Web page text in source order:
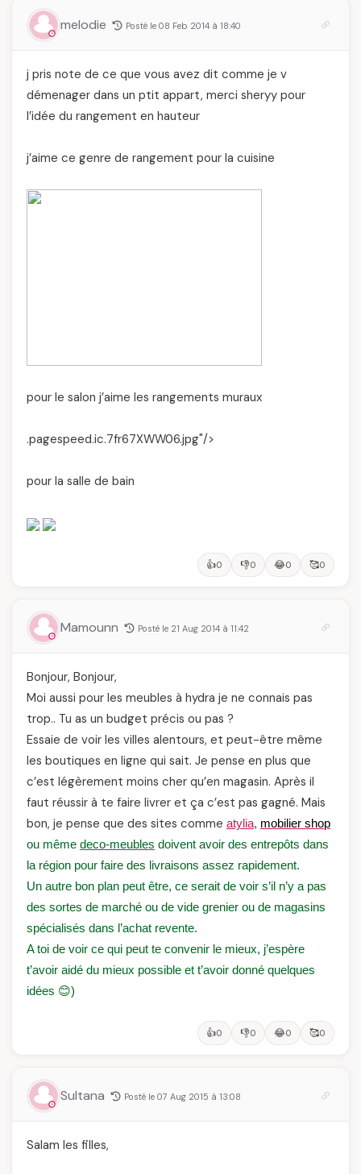
melodie Posté le 08 Feb 2014 à 18:40
j pris note de ce que vous avez dit comme je v
démenager dans un ptit appart, merci sheryy pour
l’idée du rangement en hauteur
j’aime ce genre de rangement pour la cuisine
pour le salon j’aime les rangements muraux
.pagespeed.ic.7fr67XWW06.jpg"/>
pour la salle de bain
👍0 👎0 😂0 🥰0
Mamounn Posté le 21 Aug 2014 à 11:42
Bonjour, Bonjour,
Moi aussi pour les meubles à hydra je ne connais pas
trop.. Tu as un budget précis ou pas ?
Essaie de voir les villes alentours, et peut-être même
les boutiques en ligne qui sait. Je pense en plus que
c’est légèrement moins cher qu’en magasin. Après il
faut réussir à te faire livrer et ça c’est pas gagné. Mais
bon, je pense que des sites comme atylia, mobilier shop
ou même deco-meubles doivent avoir des entrepôts dans
la région pour faire des livraisons assez rapidement.
Un autre bon plan peut être, ce serait de voir s’il n’y a pas
des sortes de marché ou de vide grenier ou de magasins
spécialisés dans l’achat revente.
A toi de voir ce qui peut te convenir le mieux, j’espère
t’avoir aidé du mieux possible et t’avoir donné quelques
idées 😊)
👍0 👎0 😂0 🥰0
Sultana Posté le 07 Aug 2015 à 13:08
Salam les filles,